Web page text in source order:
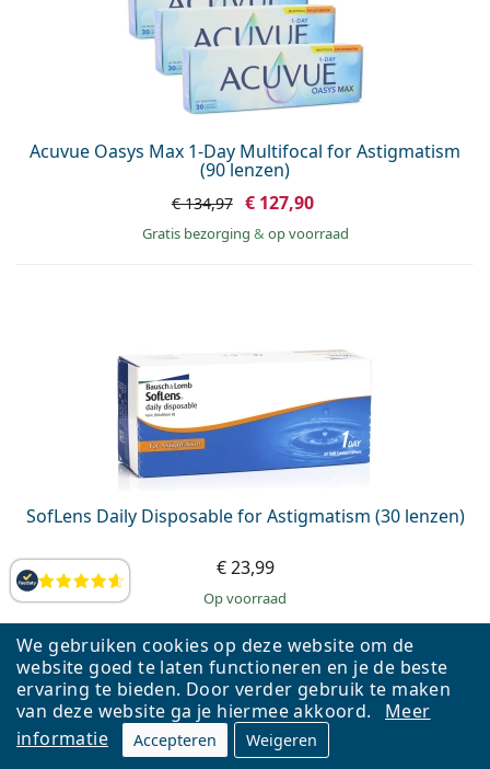
We gebruiken cookies op deze website om de
website goed te laten functioneren en je de beste
ervaring te bieden. Door verder gebruik te maken
van deze website ga je hiermee akkoord.
Meer
informatie
Accepteren Weigeren
Beoordelingen
Acuvue Oasys Max 1-Day Multifocal for Astigmatism
(90 lenzen)
€ 134,97 € 127,90
Gratis bezorging & op voorraad
SofLens Daily Disposable for Astigmatism (30 lenzen)
€ 23,99
op voorraad
AANBIEDING −4%